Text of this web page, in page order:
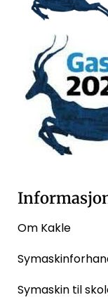
Om Kakle
Symaskin til